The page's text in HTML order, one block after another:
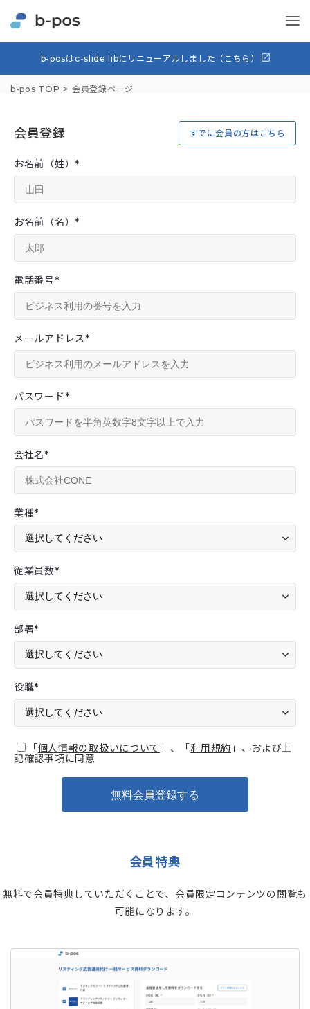
b-posはc-slide libにリニューアルしました（こちら）
b-pos TOP 会員登録ページ
会員登録 すでに会員の方はこちら
お名前（姓）*
お名前（名）*
電話番号*
メールアドレス*
パスワード*
会社名*
業種*
従業員数*
部署*
役職*
「個人情報の取扱いについて 」、「利用規約 」、および上
記確認事項に同意
会員特典
無料で会員特典していただくことで、会員限定コンテンツの閲覧も
可能になります。